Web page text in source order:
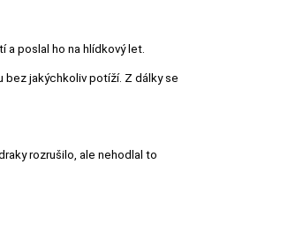
a poslal ho na hlídkový let.
bez jakýchkoliv potíží. Z dálky se
rozrušilo, ale nehodlal to